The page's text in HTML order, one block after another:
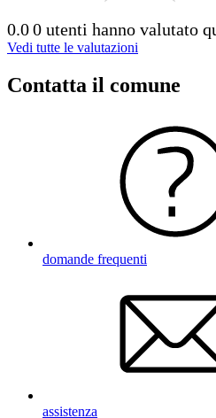
0.00 utenti hanno valutato
Vedi tutte le valutazioni
Contatta il comune
domande frequenti
assistenza